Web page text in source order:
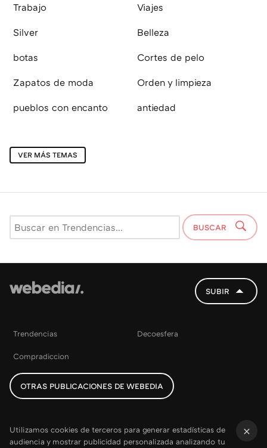
Trabajo Viajes
Silver Belleza
botas Cortes de pelo
Zapatos de moda Orden y limpieza
pueblos con encanto antiedad
VER MÁS TEMAS
BUSCAR
SUBIR
Trendencias Decoesfera
Compradiccion
OTRAS PUBLICACIONES DE WEBEDIA
Utilizamos cookies de terceros para generar estadísticas de
audiencia y mostrar publicidad personalizada analizando tu